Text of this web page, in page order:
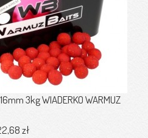
3kg WIADERKO WARMUZ
zł